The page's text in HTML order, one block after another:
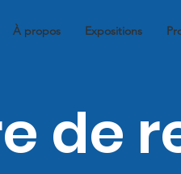
À propos Expositions
de